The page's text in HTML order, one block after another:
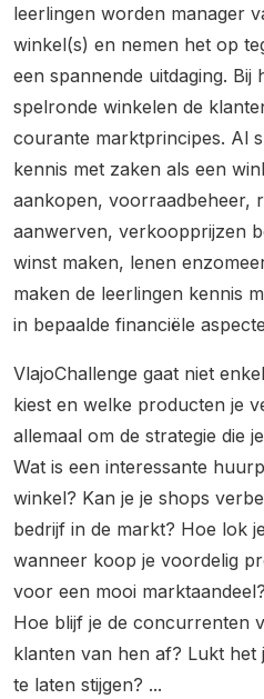
leerlingen worden manager
winkel(s) en nemen het op
een spannende uitdaging. Bij
spelronde winkelen de
courante marktprincipes. Al
kennis met zaken als een
aankopen, voorraad­beheer,
aanwerven, ­verkoopprijzen
winst ­maken, lenen
maken de leerlingen kennis
in bepaalde financiële
VlajoChallenge gaat niet
kiest en welke producten je
allemaal om de strategie die
Wat is een interessante
winkel? Kan je je shops
bedrijf in de markt? Hoe lok
wanneer koop je voordelig
voor een mooi
Hoe blijf je de concurrenten
klanten van hen af? Lukt het
te laten stijgen? ...